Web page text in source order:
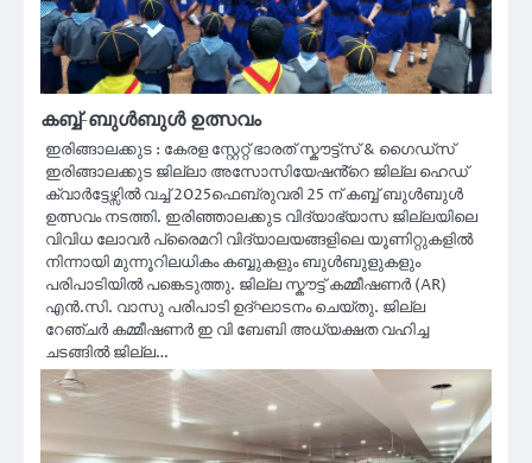
കബ്ബ്-ബുൾബുൾ ഉത്സവം
ഇരിങ്ങാലക്കുട : കേരള സ്റ്റേറ്റ് ഭാരത് സ്കൗട്ട്സ് & ഗൈഡ്സ്
ഇരിങ്ങാലക്കുട ജില്ലാ അസോസിയേഷൻ്റെ ജില്ല ഹെഡ്
ക്വാർട്ടേഴ്സിൽ വച്ച് 2025ഫെബ്രുവരി 25 ന് കബ്ബ് ബുൾബുൾ
ഉത്സവം നടത്തി. ഇരിഞ്ഞാലക്കുട വിദ്യാഭ്യാസ ജില്ലയിലെ
വിവിധ ലോവർ പ്രൈമറി വിദ്യാലയങ്ങളിലെ യൂണിറ്റുകളിൽ
നിന്നായി മുന്നൂറിലധികം കബ്ബുകളും ബുൾബുളുകളും
പരിപാടിയിൽ പങ്കെടുത്തു. ജില്ല സ്കൗട്ട് കമ്മീഷണർ (AR)
എൻ.സി. വാസു പരിപാടി ഉദ്ഘാടനം ചെയ്തു. ജില്ല
റേഞ്ചർ കമ്മീഷണർ ഇ വി ബേബി അധ്യക്ഷത വഹിച്ച
ചടങ്ങിൽ ജില്ല…